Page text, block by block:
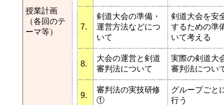
授業計画
（各回のテ
ーマ等）
7.
剣道大会の準備・
運営方法などにつ
いて
剣道大会を安
するための準
いて考える
8.
大会の運営と剣道
審判法について
実際の剣道大
審判法につい
9.
審判法の実技研修
①
グループごと
行う